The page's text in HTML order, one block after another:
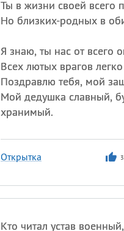
Ты в жизни своей всего
Но близких-родных в
Я знаю, ты нас от всего
Всех лютых врагов
Поздравлю тебя, мой
Мой дедушка славный,
хранимый.
Открытка
Кто читал устав военный,